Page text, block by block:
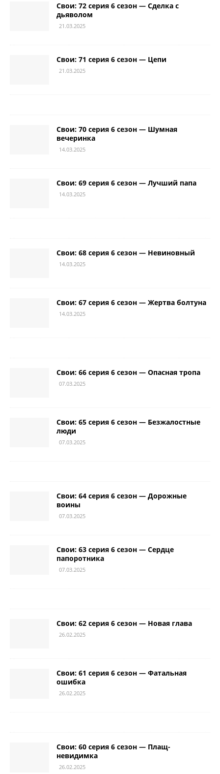
Свои: 72 серия 6 сезон — Сделка с
дьяволом
21.03.2025
Свои: 71 серия 6 сезон — Цепи
21.03.2025
Свои: 70 серия 6 сезон — Шумная
вечеринка
14.03.2025
Свои: 69 серия 6 сезон — Лучший папа
14.03.2025
Свои: 68 серия 6 сезон — Невиновный
14.03.2025
Свои: 67 серия 6 сезон — Жертва болтуна
14.03.2025
Свои: 66 серия 6 сезон — Опасная тропа
07.03.2025
Свои: 65 серия 6 сезон — Безжалостные
люди
07.03.2025
Свои: 64 серия 6 сезон — Дорожные
воины
07.03.2025
Свои: 63 серия 6 сезон — Сердце
папоротника
07.03.2025
Свои: 62 серия 6 сезон — Новая глава
26.02.2025
Свои: 61 серия 6 сезон — Фатальная
ошибка
26.02.2025
Свои: 60 серия 6 сезон — Плащ-
невидимка
26.02.2025